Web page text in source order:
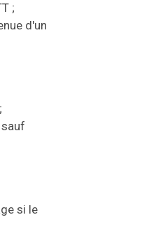
;
d'un
si le